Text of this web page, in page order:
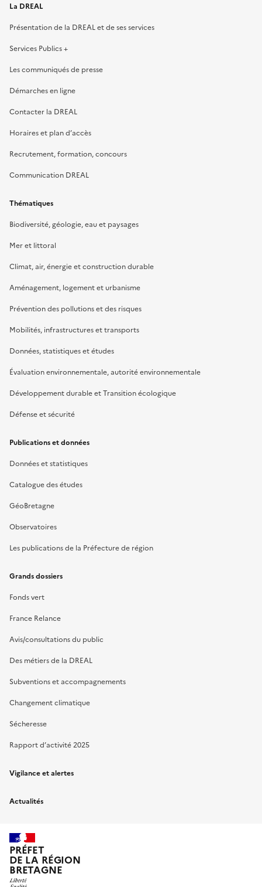
La DREAL
Présentation de la DREAL et de ses services
Services Publics +
Les communiqués de presse
Démarches en ligne
Contacter la DREAL
Horaires et plan d’accès
Recrutement, formation, concours
Communication DREAL
Thématiques
Biodiversité, géologie, eau et paysages
Mer et littoral
Climat, air, énergie et construction durable
Aménagement, logement et urbanisme
Prévention des pollutions et des risques
Mobilités, infrastructures et transports
Données, statistiques et études
Évaluation environnementale, autorité environnementale
Développement durable et Transition écologique
Défense et sécurité
Publications et données
Données et statistiques
Catalogue des études
GéoBretagne
Observatoires
Les publications de la Préfecture de région
Grands dossiers
Fonds vert
France Relance
Avis/consultations du public
Des métiers de la DREAL
Subventions et accompagnements
Changement climatique
Sécheresse
Rapport d’activité 2025
Vigilance et alertes
Actualités
PRÉFET
DE LA RÉGION
BRETAGNE